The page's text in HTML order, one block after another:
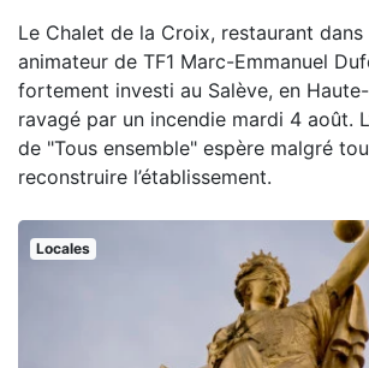
Le Chalet de la Croix, restaurant dans
animateur de TF1 Marc-Emmanuel
fortement investi au Salève, en
ravagé par un incendie mardi 4 août.
de "Tous ensemble" espère malgré
reconstruire l’établissement.
Locales